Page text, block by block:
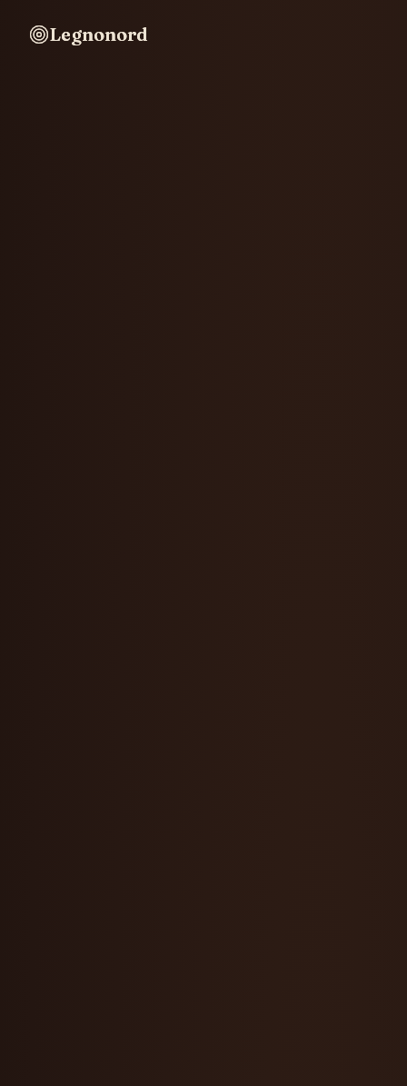
Legnonord
Legnonord